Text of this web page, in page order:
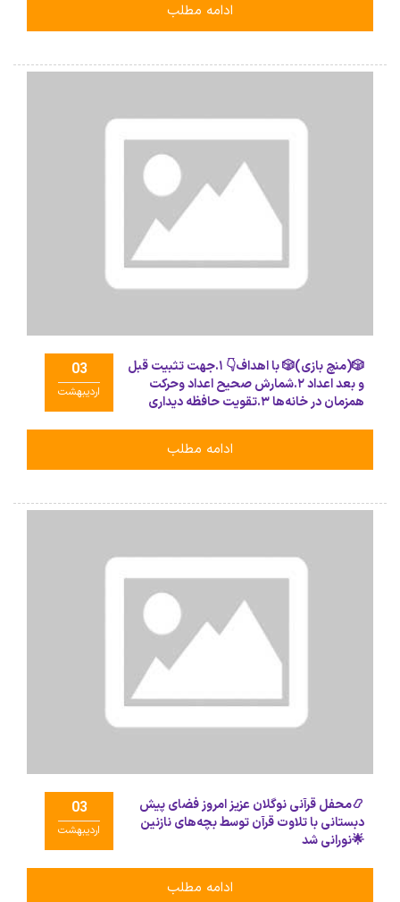
ادامه مطلب
03
اردیبهشت
🎲(منچ بازی)🎲 با اهداف👇 ۱.جهت تثبیت قبل
و بعد اعداد ۲.شمارش صحیح اعداد وحرکت
همزمان در خانه‌ها ۳.تقویت حافظه دیداری
ادامه مطلب
03
اردیبهشت
📿محفل قرآنی نوگلان عزیز امروز فضای پیش
دبستانی با تلاوت قرآن توسط بچه‌های نازنین
🌟نورانی شد
ادامه مطلب